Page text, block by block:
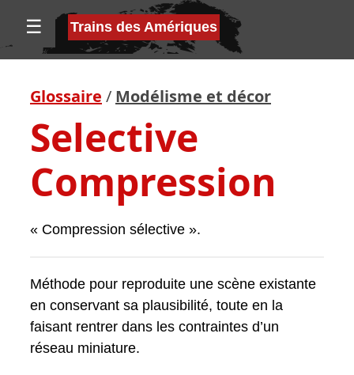
☰ Trains des Amériques
Glossaire / Modélisme et décor
Selective
Compression
« Compression sélective ».
Méthode pour reproduite une scène existante
en conservant sa plausibilité, toute en la
faisant rentrer dans les contraintes d’un
réseau miniature.